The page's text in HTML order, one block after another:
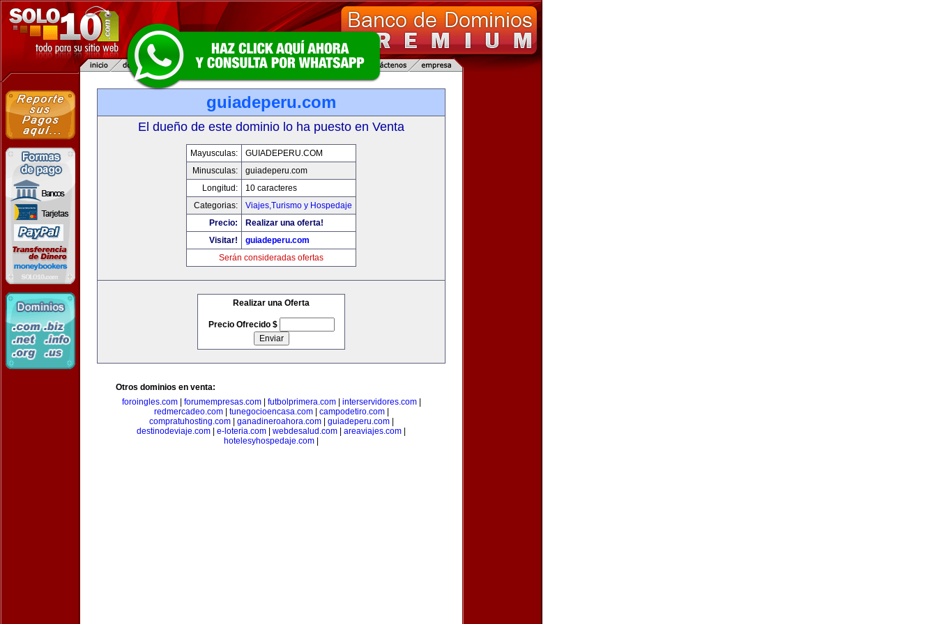
guiadeperu.com
El dueño de este dominio lo ha puesto en Venta
Mayusculas:
GUIADEPERU.COM
Minusculas:
guiadeperu.com
Longitud:
10 caracteres
Categorias:
Viajes,Turismo y Hospedaje
Precio:
Realizar una oferta!
Visitar!
guiadeperu.com
Serán consideradas ofertas
Realizar una Oferta
Precio Ofrecido $
Otros dominios en venta:
foroingles.com| forumempresas.com| futbolprimera.com| interservidores.com|
redmercadeo.com| tunegocioencasa.com| campodetiro.com|
compratuhosting.com| ganadineroahora.com| guiadeperu.com|
destinodeviaje.com
e-loteria.com webdesalud.com areaviajes.com
hotelesyhospedaje.com